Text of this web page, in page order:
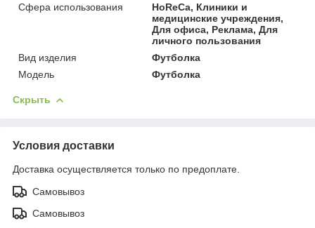
Сфера использования
HoReCa, Клиники и
медицинские учреждения,
Для офиса, Реклама, Для
личного пользования
Вид изделия
Футболка
Мoдель
Футболка
Скрыть
Условия доставки
Доставка осуществляется только по предоплате.
Самовывоз
Самовывоз